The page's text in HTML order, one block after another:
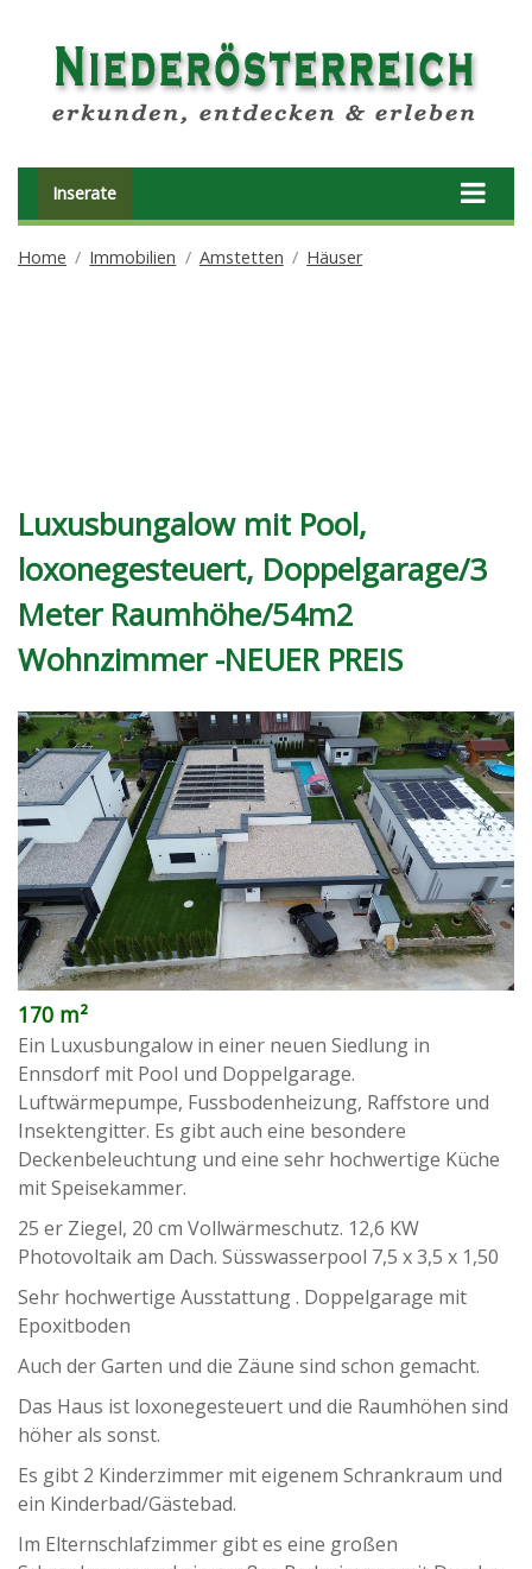
Inserate
Home Immobilien Amstetten Häuser
Luxusbungalow mit Pool,
loxonegesteuert, Doppelgarage/3
Meter Raumhöhe/54m2
Wohnzimmer -NEUER PREIS
170 m²
Ein Luxusbungalow in einer neuen Siedlung in
Ennsdorf mit Pool und Doppelgarage.
Luftwärmepumpe, Fussbodenheizung, Raffstore und
Insektengitter. Es gibt auch eine besondere
Deckenbeleuchtung und eine sehr hochwertige Küche
mit Speisekammer.
25 er Ziegel, 20 cm Vollwärmeschutz. 12,6 KW
Photovoltaik am Dach. Süsswasserpool 7,5 x 3,5 x 1,50
Sehr hochwertige Ausstattung . Doppelgarage mit
Epoxitboden
Auch der Garten und die Zäune sind schon gemacht.
Das Haus ist loxonegesteuert und die Raumhöhen sind
höher als sonst.
Es gibt 2 Kinderzimmer mit eigenem Schrankraum und
ein Kinderbad/Gästebad.
Im Elternschlafzimmer gibt es eine großen